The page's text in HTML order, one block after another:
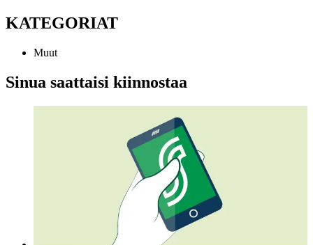
KATEGORIAT
Muut
Sinua saattaisi kiinnostaa